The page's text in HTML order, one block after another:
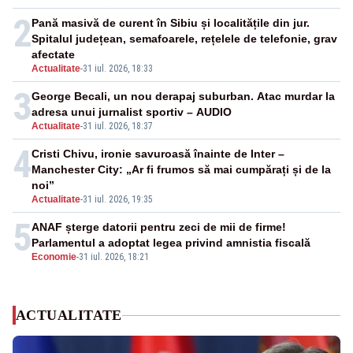
2
Actualitate-31 iul. 2026, 18:33
Pană masivă de curent în Sibiu și localitățile din jur.
Spitalul județean, semafoarele, rețelele de telefonie, grav
afectate
3Actualitate-31 iul. 2026, 18:37
George Becali, un nou derapaj suburban. Atac murdar la
adresa unui jurnalist sportiv – AUDIO
4
Actualitate-31 iul. 2026, 19:35
Cristi Chivu, ironie savuroasă înainte de Inter –
Manchester City: „Ar fi frumos să mai cumpărați și de la
noi”
5 Economie-31 iul. 2026, 18:21
ANAF șterge datorii pentru zeci de mii de firme!
Parlamentul a adoptat legea privind amnistia fiscală
ACTUALITATE